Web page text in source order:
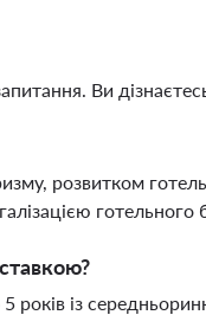
Ви
розвитком
готельного
років із